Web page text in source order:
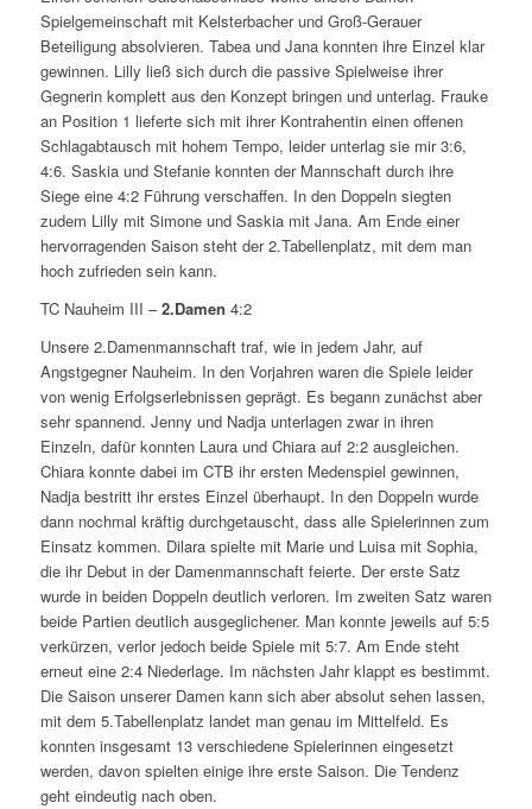
Spielgemeinschaft mit Kelsterbacher und Groß-Gerauer
Beteiligung absolvieren. Tabea und Jana konnten ihre Einzel klar
gewinnen. Lilly ließ sich durch die passive Spielweise ihrer
Gegnerin komplett aus den Konzept bringen und unterlag. Frauke
an Position 1 lieferte sich mit ihrer Kontrahentin einen offenen
Schlagabtausch mit hohem Tempo, leider unterlag sie mir 3:6,
4:6. Saskia und Stefanie konnten der Mannschaft durch ihre
Siege eine 4:2 Führung verschaffen. In den Doppeln siegten
zudem Lilly mit Simone und Saskia mit Jana. Am Ende einer
hervorragenden Saison steht der 2.Tabellenplatz, mit dem man
hoch zufrieden sein kann.
TC Nauheim III –2.Damen 4:2
Unsere 2.Damenmannschaft traf, wie in jedem Jahr, auf
Angstgegner Nauheim. In den Vorjahren waren die Spiele leider
von wenig Erfolgserlebnissen geprägt. Es begann zunächst aber
sehr spannend. Jenny und Nadja unterlagen zwar in ihren
Einzeln, dafür konnten Laura und Chiara auf 2:2 ausgleichen.
Chiara konnte dabei im CTB ihr ersten Medenspiel gewinnen,
Nadja bestritt ihr erstes Einzel überhaupt. In den Doppeln wurde
dann nochmal kräftig durchgetauscht, dass alle Spielerinnen zum
Einsatz kommen. Dilara spielte mit Marie und Luisa mit Sophia,
die ihr Debut in der Damenmannschaft feierte. Der erste Satz
wurde in beiden Doppeln deutlich verloren. Im zweiten Satz waren
beide Partien deutlich ausgeglichener. Man konnte jeweils auf 5:5
verkürzen, verlor jedoch beide Spiele mit 5:7. Am Ende steht
erneut eine 2:4 Niederlage. Im nächsten Jahr klappt es bestimmt.
Die Saison unserer Damen kann sich aber absolut sehen lassen,
mit dem 5.Tabellenplatz landet man genau im Mittelfeld. Es
konnten insgesamt 13 verschiedene Spielerinnen eingesetzt
werden, davon spielten einige ihre erste Saison. Die Tendenz
geht eindeutig nach oben.